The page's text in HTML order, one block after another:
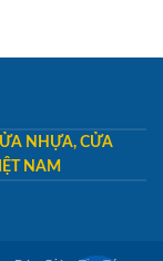
NHỰA, CỬA
NAM